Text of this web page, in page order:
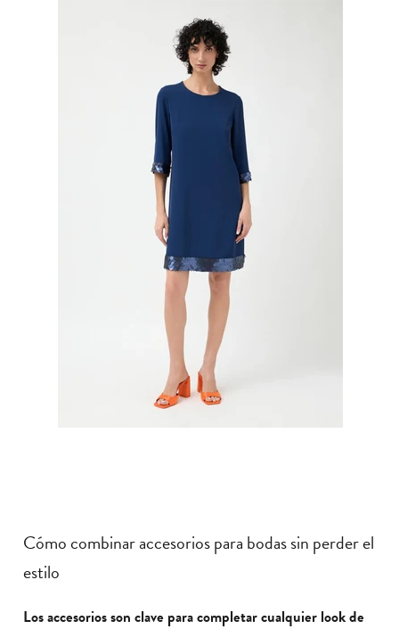
Cómo combinar accesorios para bodas sin perder el
estilo
Los accesorios son clave para completar cualquier look de